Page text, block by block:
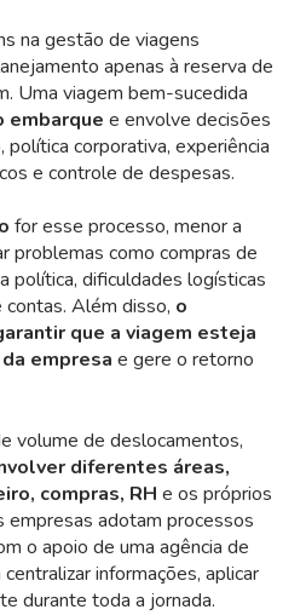
na gestão de viagens
apenas à reserva de
Uma viagem bem-sucedida
embarque e envolve decisões
política corporativa, experiência
e controle de despesas.
for esse processo, menor a
problemas como compras de
política, dificuldades logísticas
Além disso, o
que a viagem esteja
empresa e gere o retorno
volume de deslocamentos,
diferentes áreas,
compras, RH e os próprios
empresas adotam processos
o apoio de uma agência de
informações, aplicar
durante toda a jornada.